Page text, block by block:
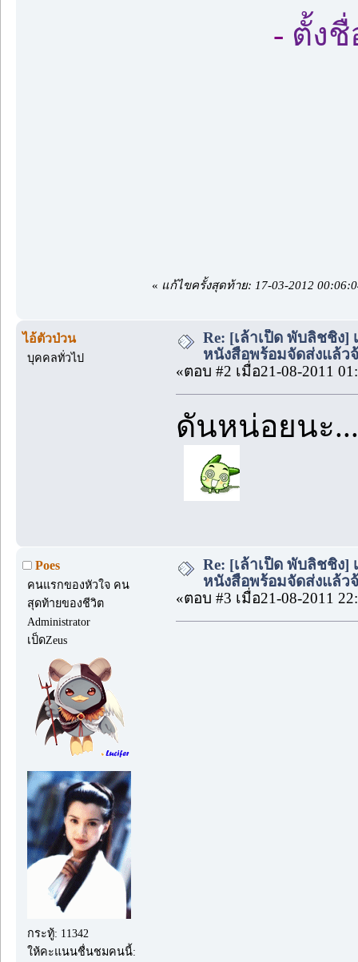
- ตั้ง
« แก้ไขครั้งสุดท้าย: 17-03-2012
ไอ้ตัวป่วน
บุคคลทั่วไป
Re: [เล้าเป็ด พับลิชชิ่ง
หนังสือพร้อมจัดส่งแล้ว
«ตอบ #2 เมื่อ21-08-2011
ดันหน่อยนะ
Poes
คนแรกของหัวใจ คน
สุดท้ายของชีวิต
Administrator
เป็ดZeus
กระทู้: 11342
ให้คะแนนชื่นชมคนนี้:
Re: [เล้าเป็ด พับลิชชิ่ง
หนังสือพร้อมจัดส่งแล้ว
«ตอบ #3 เมื่อ21-08-2011